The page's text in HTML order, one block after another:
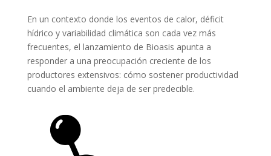
En un contexto donde los eventos de calor, déficit
hídrico y variabilidad climática son cada vez más
frecuentes, el lanzamiento de Bioasis apunta a
responder a una preocupación creciente de los
productores extensivos: cómo sostener productividad
cuando el ambiente deja de ser predecible.